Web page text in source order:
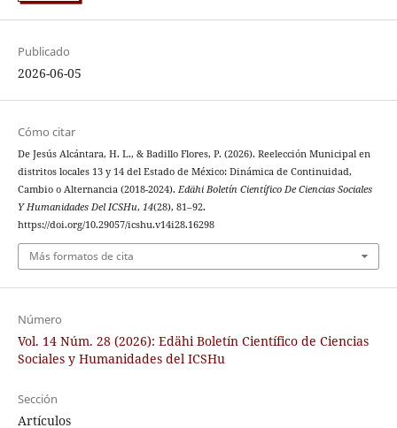
Publicado
2026-06-05
Cómo citar
De Jesús Alcántara, H. L., & Badillo Flores, P. (2026). Reelección Municipal en
distritos locales 13 y 14 del Estado de México: Dinámica de Continuidad,
Cambio o Alternancia (2018-2024). Edähi Boletín Científico De Ciencias Sociales
Y Humanidades Del ICSHu, 14(28), 81–92.
https://doi.org/10.29057/icshu.v14i28.16298
Más formatos de cita
Número
Vol. 14 Núm. 28 (2026): Edähi Boletín Científico de Ciencias
Sociales y Humanidades del ICSHu
Sección
Artículos